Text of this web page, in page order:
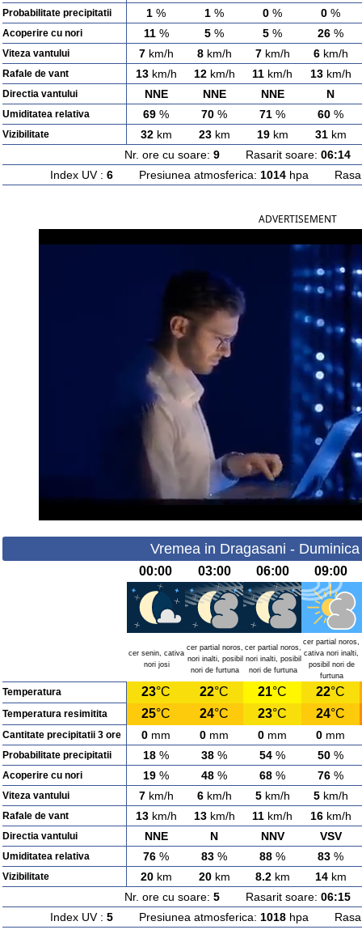
Probabilitate precipitatii 1 % 1 % 0 % 0 %
Acoperire cu nori 11% 5 % 5 % 26 %
Viteza vantului 7km/h 8km/h 7km/h 6km/h
Rafale de vant 13km/h 12km/h 11 km/h 13km/h
Directia vantului NNE NNE NNE N
Umiditatea relativa 69 % 70 % 71 % 60 %
Vizibilitate 32km 23km 19km 31km
Nr. ore cu soare: 9Rasarit soare: 06:14
Index UV : 6Presiunea atmosferica: 1014hpa
ADVERTISEMENT
Vremea in Dragasani -
00:00 03:00 06:00 09:00
cer senin, cativa
nori josi
cer partial noros,
nori inalti, posibil
nori de furtuna
cer partial noros,
nori inalti, posibil
nori de furtuna
cer partial noros,
cativa nori inalti,
posibil nori de
furtuna
Temperatura 23°C 22°C 21°C 22°C
Temperatura resimitita 25°C 24°C 23°C 24°C
Cantitate precipitatii 3 ore 0 mm 0 mm 0 mm 0 mm
Probabilitate precipitatii 18 % 38 % 54 % 50 %
Acoperire cu nori 19 % 48 % 68 % 76 %
Viteza vantului 7km/h 6km/h 5km/h 5km/h
Rafale de vant 13km/h 13km/h 11 km/h 16km/h
Directia vantului NNE N NNV VSV
Umiditatea relativa 76 % 83 % 88 % 83 %
Vizibilitate 20km 20km 8.2km 14km
Nr. ore cu soare: 5Rasarit soare: 06:15
Index UV : 5Presiunea atmosferica: 1018hpa